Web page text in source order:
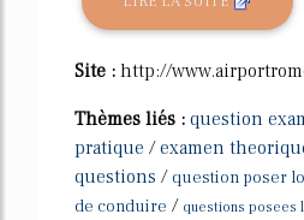
Site : http://
Thèmes liés : question
pratique /examen
questions / question poser
de conduire / questions posees